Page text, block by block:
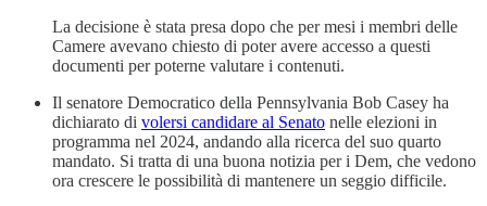
La decisione è stata presa dopo che per mesi i membri delle
Camere avevano chiesto di poter avere accesso a questi
documenti per poterne valutare i contenuti.
Il senatore Democratico della Pennsylvania Bob Casey ha
dichiarato di volersi candidare al Senato nelle elezioni in
programma nel 2024, andando alla ricerca del suo quarto
mandato. Si tratta di una buona notizia per i Dem, che vedono
ora crescere le possibilità di mantenere un seggio difficile.